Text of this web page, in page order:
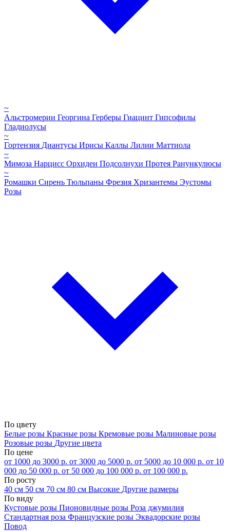
~
Альстромерии Георгина Герберы Гиацинт Гипсофилы
Гладиолусы
~
Гортензия Диантусы Ирисы Каллы Лилии Маттиола
~
Мимоза Нарцисс Орхидеи Подсолнухи Протея Ранункулюсы
~
Ромашки Сирень Тюльпаны Фрезия Хризантемы Эустомы
Розы
По цвету
Белые розы Красные розы Кремовые розы Малиновые розы
Розовые розы Другие цвета
По цене
от 1000 до 3000 р. от 3000 до 5000 р. от 5000 до 10 000 р. от 10
000 до 50 000 р. от 50 000 до 100 000 р. от 100 000 р.
По росту
40 см 50 см 70 см 80 см Высокие Другие размеры
По виду
Кустовые розы Пионовидные розы Роза джумилия
Стандартная роза Французские розы Эквадорские розы
Повод